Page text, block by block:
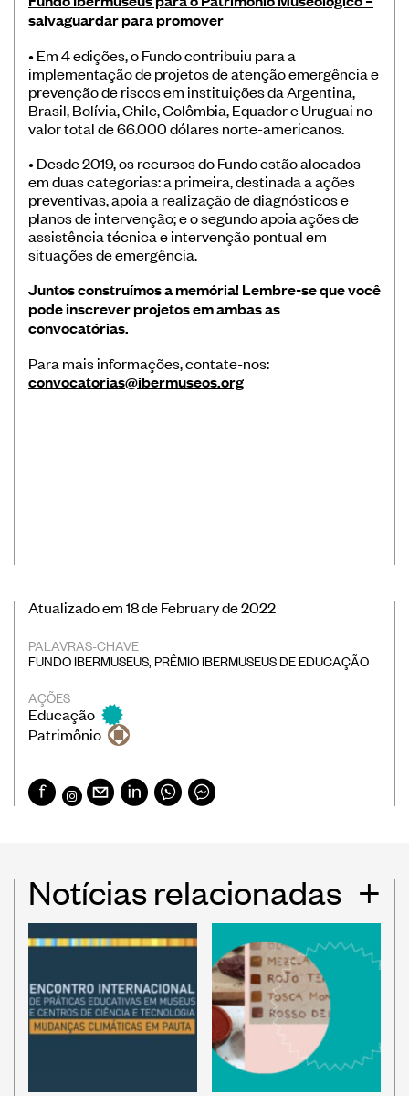
Atualizado em 18 de February de 2022
PALAVRAS-CHAVE
FUNDO IBERMUSEUS, PRÊMIO IBERMUSEUS DE EDUCAÇÃO
AÇÕES
Educação
Patrimônio
salvaguardar para promover
• Em 4 edições, o Fundo contribuiu para a
implementação de projetos de atenção emergência e
prevenção de riscos em instituições da Argentina,
Brasil, Bolívia, Chile, Colômbia, Equador e Uruguai no
valor total de 66.000 dólares norte-americanos.
• Desde 2019, os recursos do Fundo estão alocados
em duas categorias: a primeira, destinada a ações
preventivas, apoia a realização de diagnósticos e
planos de intervenção; e o segundo apoia ações de
assistência técnica e intervenção pontual em
situações de emergência.
Juntos construímos a memória! Lembre-se que você
pode inscrever projetos em ambas as
convocatórias.
Para mais informações, contate-nos:
convocatorias@ibermuseos.org
Notícias relacionadas +